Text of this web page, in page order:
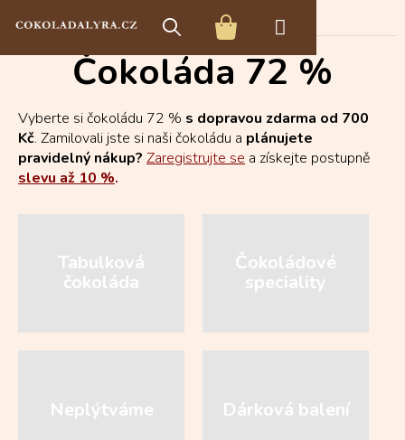
NÁKUPNÍ
KOŠÍK
E-shop s čokoládou Čokoláda 72 %
Čokoláda 72 %
Vyberte si čokoládu 72 % s dopravou zdarma od 700
Kč. Zamilovali jste si naši čokoládu a plánujete
pravidelný nákup? Zaregistrujte se a získejte postupně
slevu až 10 %.
Tabulková
čokoláda
Čokoládové
speciality
Neplýtváme Dárková balení